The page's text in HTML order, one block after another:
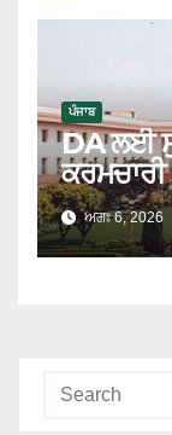
ਪੰਜਾਬ
DA ਲਈ
ਕਰਮਚਾਰੀ
ਅਗਃ 6, 2026